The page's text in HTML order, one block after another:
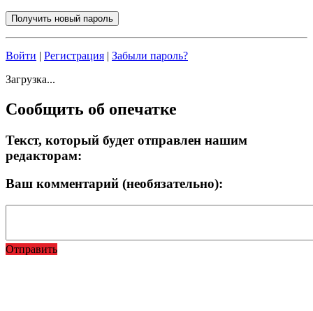
Войти | Регистрация | Забыли пароль?
Загрузка...
Сообщить об опечатке
Текст, который будет отправлен нашим
редакторам:
Ваш комментарий (необязательно):
Отправить